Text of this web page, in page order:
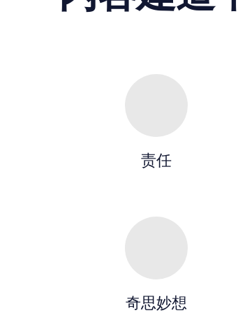
责任
奇思妙想